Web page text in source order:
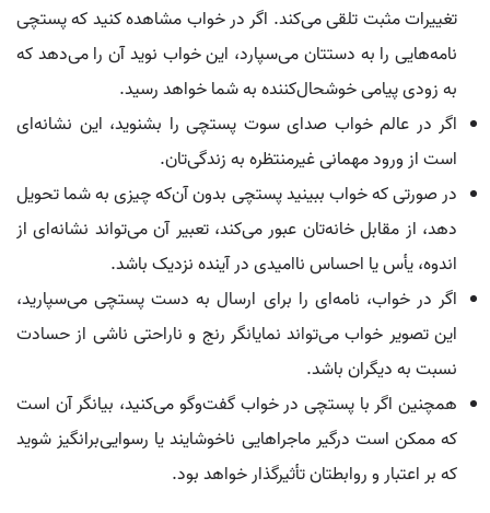
تغییرات مثبت تلقی می‌کند. اگر در خواب مشاهده کنید که پستچی
نامه‌هایی را به دستتان می‌سپارد، این خواب نوید آن را می‌دهد که
به زودی پیامی خوشحال‌کننده به شما خواهد رسید.
اگر در عالم خواب صدای سوت پستچی را بشنوید، این نشانه‌ای
است از ورود مهمانی غیرمنتظره به زندگی‌تان.
در صورتی که خواب ببینید پستچی بدون آن‌که چیزی به شما تحویل
دهد، از مقابل خانه‌تان عبور می‌کند، تعبیر آن می‌تواند نشانه‌ای از
اندوه، یأس یا احساس ناامیدی در آینده نزدیک باشد.
اگر در خواب، نامه‌ای را برای ارسال به دست پستچی می‌سپارید،
این تصویر خواب می‌تواند نمایانگر رنج و ناراحتی ناشی از حسادت
نسبت به دیگران باشد.
همچنین اگر با پستچی در خواب گفت‌وگو می‌کنید، بیانگر آن است
که ممکن است درگیر ماجراهایی ناخوشایند یا رسوایی‌برانگیز شوید
که بر اعتبار و روابطتان تأثیرگذار خواهد بود.